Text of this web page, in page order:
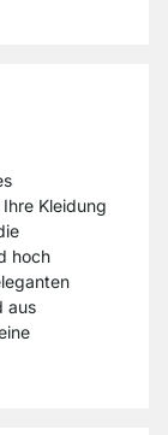
Kleidung
hoch
aus